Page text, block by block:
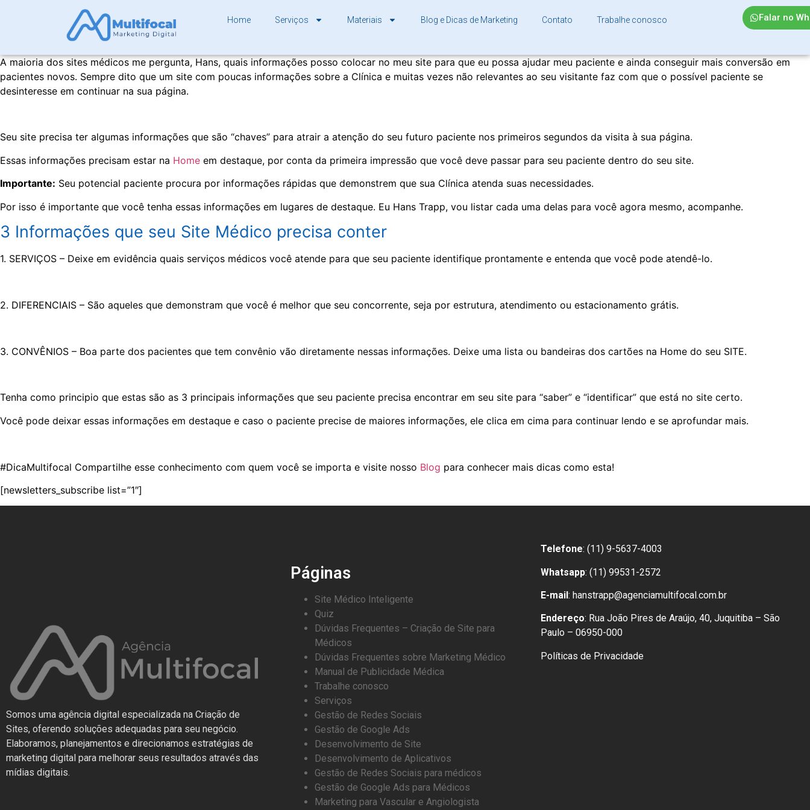
Home Serviços Materiais Blog e Dicas de Marketing Contato Trabalhe conosco Falar no
A maioria dos sites médicos me pergunta, Hans, quais informações posso colocar no meu site para que eu possa ajudar meu paciente e ainda conseguir mais conversão em
pacientes novos. Sempre dito que um site com poucas informações sobre a Clínica e muitas vezes não relevantes ao seu visitante faz com que o possível paciente se
desinteresse em continuar na sua página.
Seu site precisa ter algumas informações que são “chaves” para atrair a atenção do seu futuro paciente nos primeiros segundos da visita à sua página.
Essas informações precisam estar na Home em destaque, por conta da primeira impressão que você deve passar para seu paciente dentro do seu site.
Importante: Seu potencial paciente procura por informações rápidas que demonstrem que sua Clínica atenda suas necessidades.
Por isso é importante que você tenha essas informações em lugares de destaque. Eu Hans Trapp, vou listar cada uma delas para você agora mesmo, acompanhe.
3 Informações que seu Site Médico precisa conter
1. SERVIÇOS – Deixe em evidência quais serviços médicos você atende para que seu paciente identifique prontamente e entenda que você pode atendê-lo.
2. DIFERENCIAIS – São aqueles que demonstram que você é melhor que seu concorrente, seja por estrutura, atendimento ou estacionamento grátis.
3. CONVÊNIOS – Boa parte dos pacientes que tem convênio vão diretamente nessas informações. Deixe uma lista ou bandeiras dos cartões na Home do seu SITE.
Tenha como principio que estas são as 3 principais informações que seu paciente precisa encontrar em seu site para “saber” e “identificar” que está no site certo.
Você pode deixar essas informações em destaque e caso o paciente precise de maiores informações, ele clica em cima para continuar lendo e se aprofundar mais.
#DicaMultifocal Compartilhe esse conhecimento com quem você se importa e visite nosso Blog para conhecer mais dicas como esta!
[newsletters_subscribe list=”1″]
Somos uma agência digital especializada na Criação de
Sites, oferendo soluções adequadas para seu negócio.
Elaboramos, planejamentos e direcionamos estratégias de
marketing digital para melhorar seus resultados através das
mídias digitais.
Páginas
Site Médico Inteligente
Quiz
Dúvidas Frequentes – Criação de Site para
Médicos
Dúvidas Frequentes sobre Marketing Médico
Manual de Publicidade Médica
Trabalhe conosco
Serviços
Gestão de Redes Sociais
Gestão de Google Ads
Desenvolvimento de Site
Desenvolvimento de Aplicativos
Gestão de Redes Sociais para médicos
Gestão de Google Ads para Médicos
Marketing para Vascular e Angiologista
Telefone: (11) 9-5637-4003
Whatsapp: (11) 99531-2572
E-mail: hanstrapp@agenciamultifocal.com.br
Endereço: Rua João Pires de Araújo, 40, Juquitiba – São
Paulo – 06950-000
Políticas de Privacidade